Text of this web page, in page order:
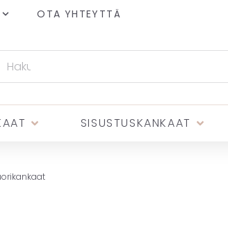
OTA YHTEYTTÄ
SISUSTUSKANKAAT